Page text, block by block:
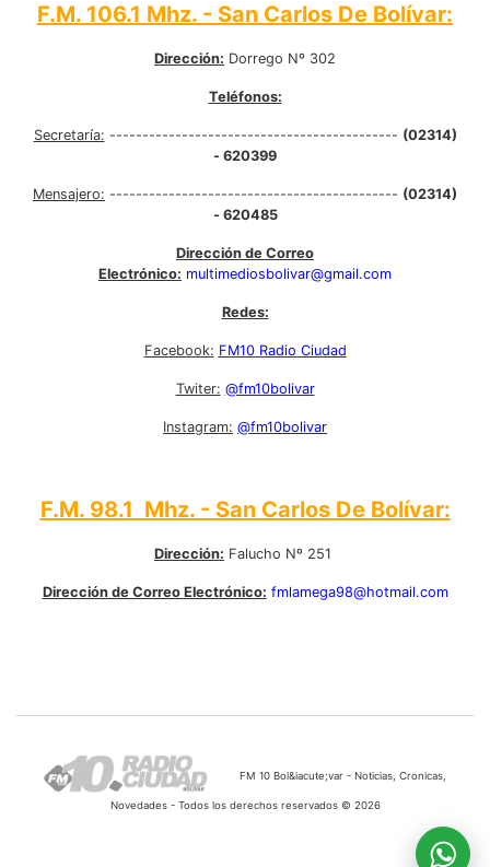
F.M. 106.1 Mhz. - San Carlos De Bolívar:
Dirección: Dorrego Nº 302
Teléfonos:
Secretaría: -------------------------------------------- (02314)
- 620399
Mensajero: -------------------------------------------- (02314)
- 620485
Dirección de Correo
Electrónico: multimediosbolivar@gmail.com
Redes:
Facebook: FM10 Radio Ciudad
Twiter: @fm10bolivar
Instagram: @fm10bolivar
F.M. 98.1 Mhz. - San Carlos De Bolívar:
Dirección: Falucho Nº 251
Dirección de Correo Electrónico: fmlamega98@hotmail.com
FM 10 Bol&iacute;var - Noticias, Cronicas,
Novedades - Todos los derechos reservados © 2026